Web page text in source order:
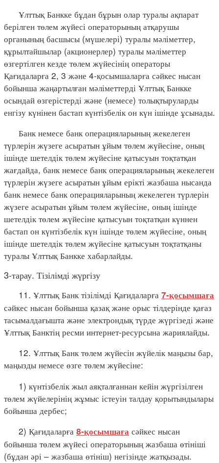
Ұлттық Банкке бұдан бұрын олар туралы ақпарат
берілген төлем жүйесі операторының атқарушы
органының басшысы (мүшелері) туралы мәліметтер,
құрылтайшылар (акционерлер) туралы мәліметтер
өзгертілген кезде төлем жүйесінің операторы
Қағидаларға 2, 3 және 4-қосымшаларға сәйкес нысан
бойынша жаңартылған мәліметтерді Ұлттық Банкке
осындай өзгерістерді және (немесе) толықтыруларды
енгізу күнінен бастап күнтізбелік он күн ішінде ұсынады.
Банк немесе банк операцияларының жекелеген
түрлерін жүзеге асыратын ұйым төлем жүйесіне, оның
ішінде шетелдік төлем жүйесіне қатысуын тоқтатқан
жағдайда, банк немесе банк операцияларының жекелеген
түрлерін жүзеге асыратын ұйым ерікті жазбаша нысанда
банк немесе банк операцияларының жекелеген түрлерін
жүзеге асыратын ұйым төлем жүйесіне, оның ішінде
шетелдік төлем жүйесіне қатысуын тоқтатқан күннен
бастап он күнтізбелік күн ішінде төлем жүйесіне, оның
ішінде шетелдік төлем жүйесіне қатысуын тоқтатқаны
туралы Ұлттық Банкке хабарлайды.
3-тарау. Тізілімді жүргізу
11. Ұлттық Банк тізілімді Қағидаларға 7-қосымшаға
сәйкес нысан бойынша қазақ және орыс тілдерінде қағаз
тасымалдағышта және электрондық түрде жүргізеді және
Ұлттық Банктің ресми интернет-ресурсына жариялайды.
12. Ұлттық Банк төлем жүйесін жүйелік маңызы бар,
маңызды немесе өзге төлем жүйесіне:
1) күнтізбелік жыл аяқталғаннан кейін жүргізілген
төлем жүйелерінің жұмыс істеуін талдау қорытындылары
бойынша дербес;
2) Қағидаларға 8-қосымшаға сәйкес нысан
бойынша төлем жүйесі операторының жазбаша өтініші
(бұдан әрі – жазбаша өтініш) негізінде жатқызады.